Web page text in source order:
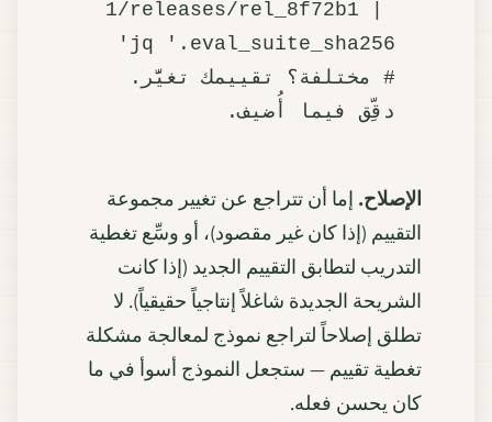
1/releases/rel_8f72b1 |
دقِّق فيما أُضيف.
الإصلاح. إما أن تتراجع عن تغيير مجموعة
التقييم (إذا كان غير مقصود)، أو وسِّع تغطية
التدريب لتطابق التقييم الجديد (إذا كانت
الشريحة الجديدة شاغلاً إنتاجياً حقيقياً). لا
تطلق إصلاحاً لتراجع نموذج لمعالجة مشكلة
تغطية تقييم — ستجعل النموذج أسوأ في ما
كان يحسن فعله.